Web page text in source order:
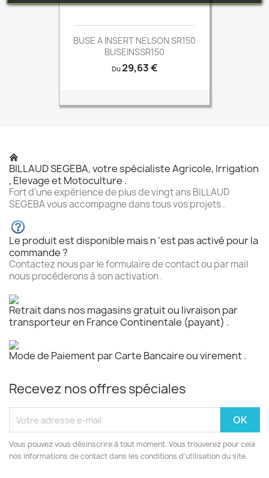
BUSE A INSERT NELSON SR150
BUSEINSSR150
Du Prix
29,63 €
BILLAUD SEGEBA, votre spécialiste Agricole, Irrigation
, Elevage et Motoculture .
Fort d'une expérience de plus de vingt ans BILLAUD
SEGEBA vous accompagne dans tous vos projets .
Le produit est disponible mais n 'est pas activé pour la
commande ?
Contactez nous par le formulaire de contact ou par mail
nous procéderons à son activation .
Retrait dans nos magasins gratuit ou livraison par
transporteur en France Continentale (payant) .
Mode de Paiement par Carte Bancaire ou virement .
Recevez nos offres spéciales
Vous pouvez vous désinscrire à tout moment. Vous trouverez pour cela
nos informations de contact dans les conditions d'utilisation du site.